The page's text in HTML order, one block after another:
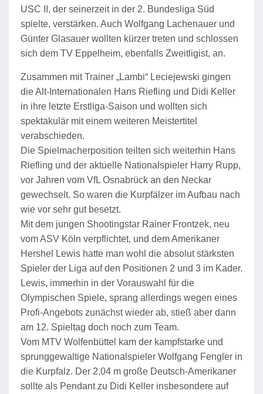
USC II, der seinerzeit in der 2. Bundesliga Süd
spielte, verstärken. Auch Wolfgang Lachenauer und
Günter Glasauer wollten kürzer treten und schlossen
sich dem TV Eppelheim, ebenfalls Zweitligist, an.
Zusammen mit Trainer „Lambi“ Leciejewski gingen
die Alt-Internationalen Hans Riefling und Didi Keller
in ihre letzte Erstliga-Saison und wollten sich
spektakulär mit einem weiteren Meistertitel
verabschieden.
Die Spielmacherposition teilten sich weiterhin Hans
Riefling und der aktuelle Nationalspieler Harry Rupp,
vor Jahren vom VfL Osnabrück an den Neckar
gewechselt. So waren die Kurpfälzer im Aufbau nach
wie vor sehr gut besetzt.
Mit dem jungen Shootingstar Rainer Frontzek, neu
vom ASV Köln verpflichtet, und dem Amerikaner
Hershel Lewis hatte man wohl die absolut stärksten
Spieler der Liga auf den Positionen 2 und 3 im Kader.
Lewis, immerhin in der Vorauswahl für die
Olympischen Spiele, sprang allerdings wegen eines
Profi-Angebots zunächst wieder ab, stieß aber dann
am 12. Spieltag doch noch zum Team.
Vom MTV Wolfenbüttel kam der kampfstarke und
sprunggewaltige Nationalspieler Wolfgang Fengler in
die Kurpfalz. Der 2,04 m große Deutsch-Amerikaner
sollte als Pendant zu Didi Keller insbesondere auf